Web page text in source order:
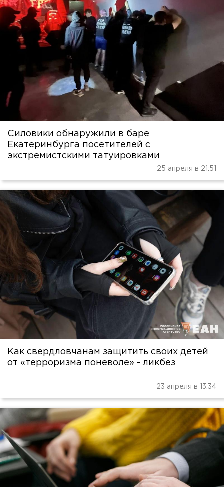
Силовики обнаружили в баре
Екатеринбурга посетителей с
экстремистскими татуировками
25 апреля в 21:51
Как свердловчанам защитить своих детей
от «терроризма поневоле» - ликбез
23 апреля в 13:34